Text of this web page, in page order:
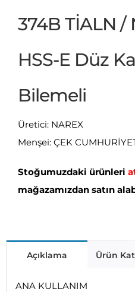
374B TİALN /
HSS-E Düz
Bilemeli
Üretici: NAREX
Menşei: ÇEK
Stoğumuzdaki ürünleri
mağazamızdan satın
Açıklama Ürün
ANA KULLANIM